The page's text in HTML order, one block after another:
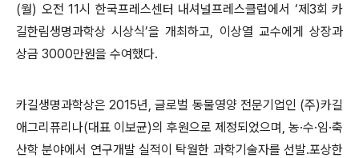
(월) 오전 11시 한국프레스센터 내셔널프레스클럽에서 ‘제3회 카
길한림생명과학상 시상식’을 개최하고, 이상열 교수에게 상장과
상금 3000만원을 수여했다.
카길생명과학상은 2015년, 글로벌 동물영양 전문기업인 (주)카길
애그리퓨리나(대표 이보균)의 후원으로 제정되었으며, 농·수·임·축
산학 분야에서 연구개발 실적이 탁월한 과학기술자를 선발․포상한